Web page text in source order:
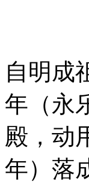
自明成
年（永
殿，动
年）落